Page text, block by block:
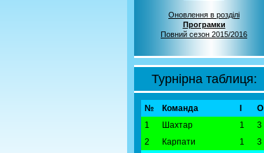
Оновлення в розділі
Програмки
Повний сезон 2015/2016
Турнірна таблиця:
№ Команда
О
1
Шахтар 1
3
2
Карпати 1
3